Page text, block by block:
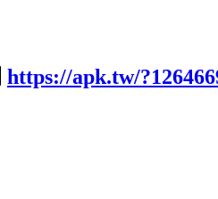
https://apk.tw/